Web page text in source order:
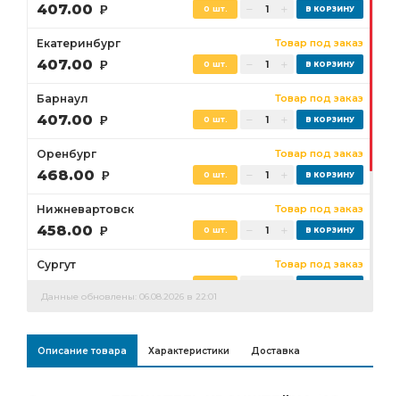
407.00 Р 0 шт.
Екатеринбург Товар под заказ
407.00 Р 0 шт.
Барнаул Товар под заказ
407.00 Р 0 шт.
Оренбург Товар под заказ
468.00 Р 0 шт.
Нижневартовск Товар под заказ
458.00 Р 0 шт.
Сургут Товар под заказ
Данные обновлены: 06.08.2026 в 22:01
Описание товара Характеристики Доставка